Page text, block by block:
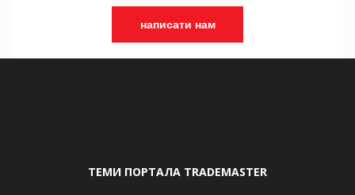
написати нам
ТЕМИ ПОРТАЛА TRADEMASTER